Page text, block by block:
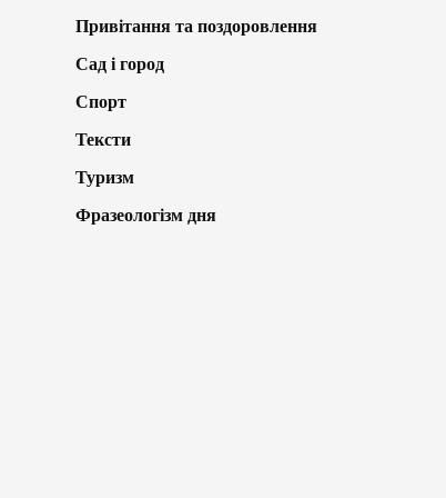
Привітання та поздоровлення
Сад і город
Спорт
Тексти
Туризм
Фразеологізм дня